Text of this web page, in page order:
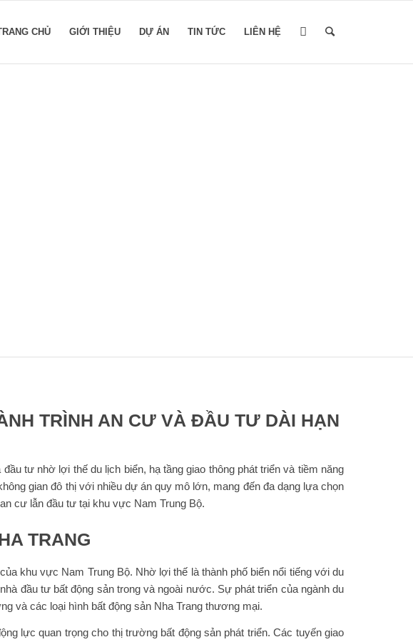
CHỦ GIỚI THIỆU DỰ ÁN TIN TỨC LIÊN HỆ
TRÌNH AN CƯ VÀ ĐẦU TƯ DÀI HẠN
tư nhờ lợi thế du lịch biển, hạ tầng giao thông phát triển và tiềm năng
gian đô thị với nhiều dự án quy mô lớn, mang đến đa dạng lựa chọn
cư lẫn đầu tư tại khu vực Nam Trung Bộ.
TRANG
khu vực Nam Trung Bộ. Nhờ lợi thế là thành phố biển nổi tiếng với du
đầu tư bất động sản trong và ngoài nước. Sự phát triển của ngành du
và các loại hình bất động sản Nha Trang thương mại.
lực quan trọng cho thị trường bất động sản phát triển. Các tuyến giao